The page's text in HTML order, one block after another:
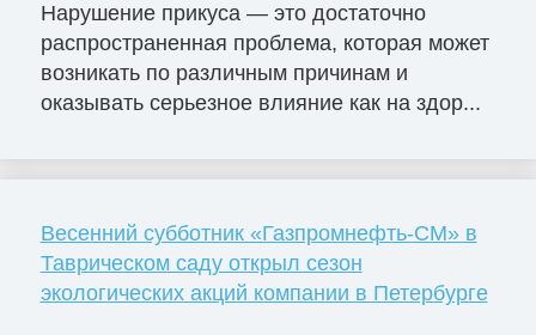
Нарушение прикуса — это достаточно
распространенная проблема, которая может
возникать по различным причинам и
оказывать серьезное влияние как на здор...
Весенний субботник «Газпромнефть-СМ» в
Таврическом саду открыл сезон
экологических акций компании в Петербурге